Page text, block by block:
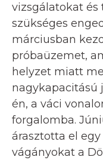
vizsgálatokat és
szükséges
márciusban
próbaüzemet,
helyzet miatt
nagykapacitású
én, a váci
forgalomba.
árasztotta el
vágányokat a